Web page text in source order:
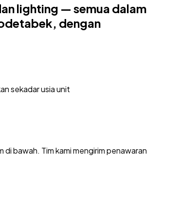
lighting — semua dalam
dengan
sekadar usia unit
bawah. Tim kami mengirim penawaran